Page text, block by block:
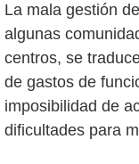
La mala gestión
algunas
centros, se
de gastos de
imposibilidad de
dificultades para